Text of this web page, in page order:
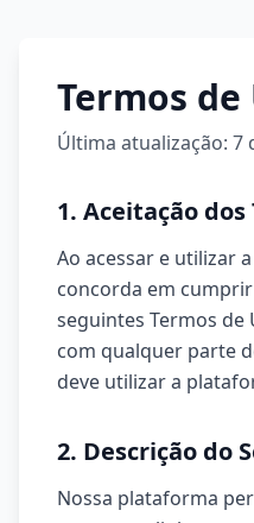
Termos de
Última atualização: 7
1. Aceitação dos
Ao acessar e utilizar
concorda em
seguintes Termos de
com qualquer parte
deve utilizar a
2. Descrição do
Nossa plataforma